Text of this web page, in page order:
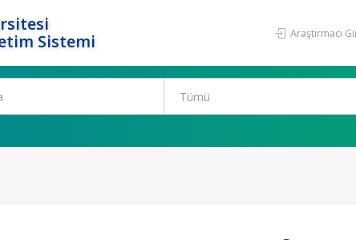
Sistemi
Araştırmacı